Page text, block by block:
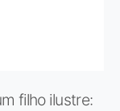
filho ilustre: